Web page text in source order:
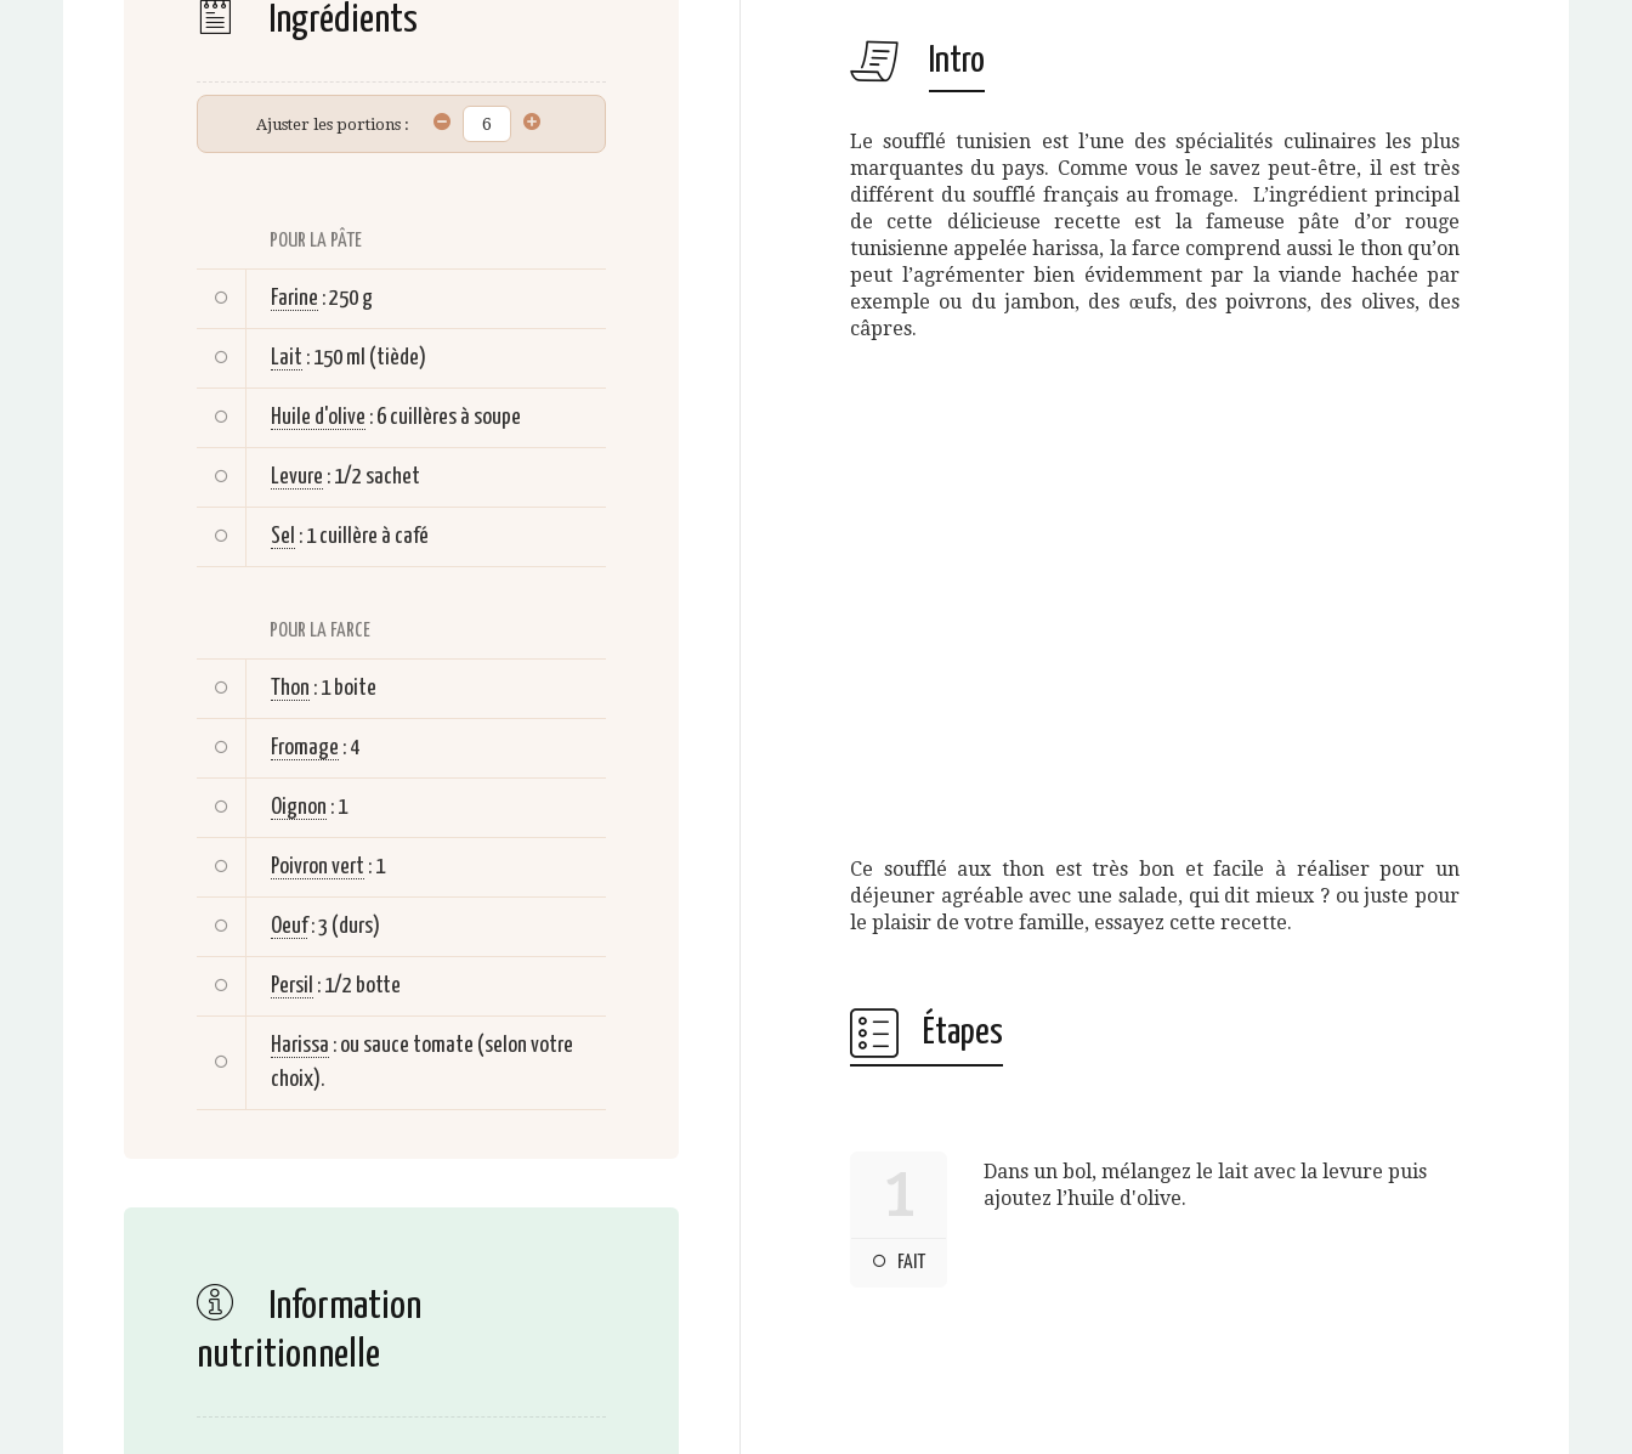
Ingrédients
Ajuster les portions :
POUR LA PÂTE
Farine :250 g
Lait : 150 ml (tiède)
Huile d'olive : 6 cuillères à soupe
Levure : 1/2 sachet
Sel : 1 cuillère à café
POUR LA FARCE
Thon : 1 boite
Fromage : 4
Oignon : 1
Poivron vert : 1
Oeuf :3 (durs)
Persil : 1/2 botte
Harissa : ou sauce tomate (selon votre
choix).
Information
nutritionnelle
Intro
Le soufflé tunisien est l’une des spécialités culinaires les plus
marquantes du pays. Comme vous le savez peut-être, il est très
différent du soufflé français au fromage. L’ingrédient principal
de cette délicieuse recette est la fameuse pâte d’or rouge
tunisienne appelée harissa, la farce comprend aussi le thon qu’on
peut l’agrémenter bien évidemment par la viande hachée par
exemple ou du jambon, des œufs, des poivrons, des olives, des
câpres.
Ce soufflé aux thon est très bon et facile à réaliser pour un
déjeuner agréable avec une salade, qui dit mieux ? ou juste pour
le plaisir de votre famille, essayez cette recette.
Étapes
1
FAIT
Dans un bol, mélangez le lait avec la levure puis
ajoutez l’huile d'olive.